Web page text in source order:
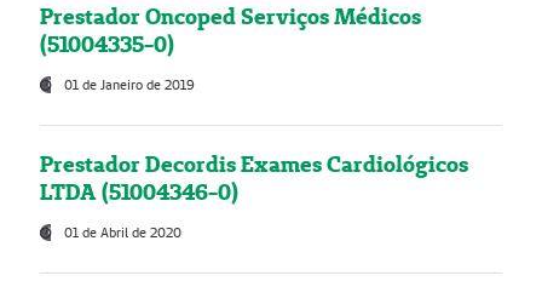
Prestador Oncoped Serviços Médicos
(51004335-0)
01 de Janeiro de 2019
Prestador Decordis Exames Cardiológicos
LTDA (51004346-0)
01 de Abril de 2020